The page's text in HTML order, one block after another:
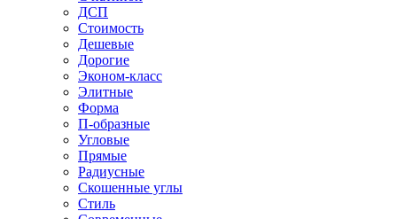
ДСП
Стоимость
Дешевые
Дорогие
Эконом-класс
Элитные
Форма
П-образные
Угловые
Прямые
Радиусные
Скошенные углы
Стиль